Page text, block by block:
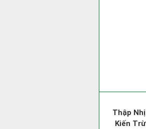
Thập Nhị
Kiến Trừ